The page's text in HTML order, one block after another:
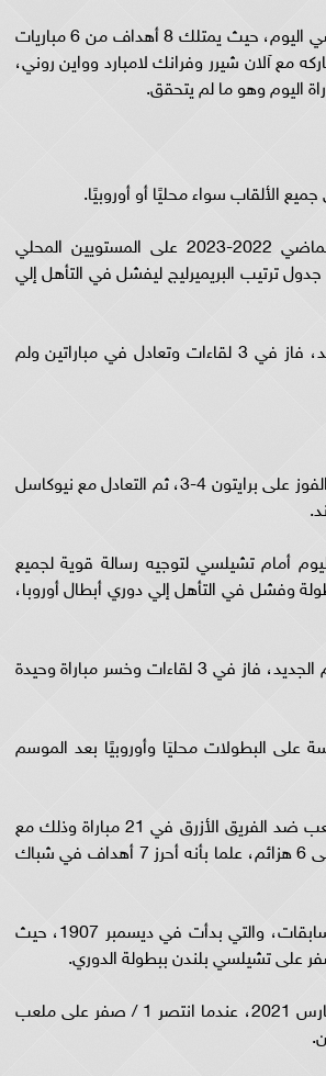
وكان ينتظر الدولي المصري محمد صلاح رقمًا قياسيًا في قمة ليفربول وتشيلسي اليوم، حيث يمتلك 8 أهداف من 6 مباريات
مع آلان شيرر وفرانك لامبارد وواين روني،
اليوم وهو ما لم يتحقق.
الألقاب سواء محليًا أو أوروبيًا.
ويبدأ فريق تشيلسي موسمه بالدوري الإنجليزي بعد إخفاق كبير الموسم الماضي 2022-2023 على المستويين المحلي
حيث خرج خالي الوفاض بدون أي بطولة بل وتراجع للمركزالـ 12 في جدول ترتيب البريميرليج ليفشل في التأهل إلي
لعب فريق تشيلسي 5 مباريات في 17 يومًا بالجولة التحضيرية للموسم الجديد، فاز في 3 لقاءات وتعادل في مباراتين ولم
وبدأ فريق تشيلسي المعسكر التحضيري بخماسية رائعة أمام ريكسهام، وبعدها الفوز على برايتون 4-3، ثم التعادل مع نيوكاسل
أمام تشيلسي لتوجيه رسالة قوية لجميع
وفشل في التأهل إلي دوري أبطال أوروبا،
وخاض فريق ليفربول 5 مباريات ودية في معسكره التحضيري إستعدادًا للموسم الجديد، فاز في 3 لقاءات وخسر مباراة وحيدة
على البطولات محليَا وأوروبيًا بعد الموسم
ويعتبر تشيلسي أكثر الفرق التي واجهها صلاح خلال مسيرته الاحترافية، حيث لعب ضد الفريق الأزرق في 21 مباراة وذلك مع
جميع الأندية التي دافع عن ألوانها، وحقق خلالها 9 انتصارات و6 تعادلات، وتلقى 6 هزائم، علما بأنه أحرز 7 أهداف في شباك
وتفوق ليفربول خلال المواجهات الـ194 السابقة مع تشيلسي في مختلف المسابقات، والتي بدأت في ديسمبر 1907، حيث
في المقابل، حقق تشيلسي 65 فوزا على ليفربول، كان آخرها في الرابع من مارس 2021، عندما انتصر 1 / صفر على ملعب